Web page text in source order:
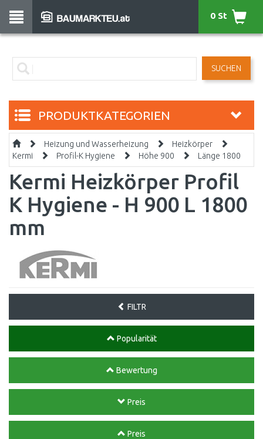
SUCHEN
0 St
PRODUKTKATEGORIEN
Heizung und Wasserheizung
Heizkörper
Kermi
Profil-K Hygiene Höhe 900 Länge 1800
Kermi Heizkörper Profil
K Hygiene - H 900 L 1800
mm
FILTR
Popularität
Bewertung
Preis
Preis